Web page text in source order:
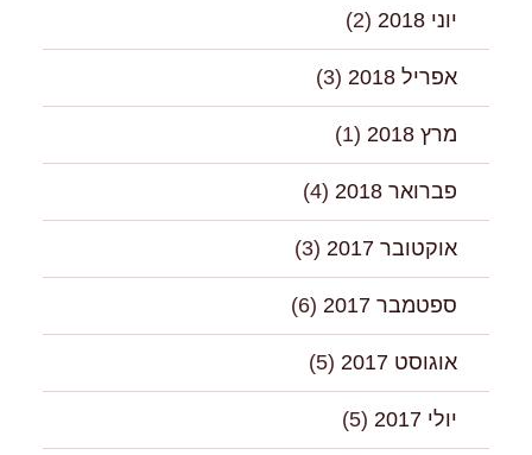
יוני 2018 (2)
אפריל 2018 (3)
מרץ 2018 (1)
פברואר 2018 (4)
אוקטובר 2017 (3)
ספטמבר 2017 (6)
אוגוסט 2017 (5)
יולי 2017 (5)